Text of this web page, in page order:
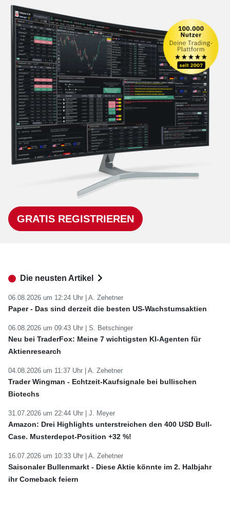
GRATIS REGISTRIEREN
Die neusten Artikel
06.08.2026 um 12:24 Uhr | A. Zehetner
Paper - Das sind derzeit die besten US-Wachstumsaktien
06.08.2026 um 09:43 Uhr | S. Betschinger
Neu bei TraderFox: Meine 7 wichtigsten KI-Agenten für
Aktienresearch
04.08.2026 um 11:37 Uhr | A. Zehetner
Trader Wingman - Echtzeit-Kaufsignale bei bullischen
Biotechs
31.07.2026 um 22:44 Uhr | J. Meyer
Amazon: Drei Highlights unterstreichen den 400 USD Bull-
Case. Musterdepot-Position +32 %!
16.07.2026 um 10:33 Uhr | A. Zehetner
Saisonaler Bullenmarkt - Diese Aktie könnte im 2. Halbjahr
ihr Comeback feiern